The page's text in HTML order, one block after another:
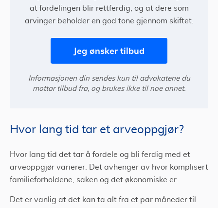
at fordelingen blir rettferdig, og at dere som
arvinger beholder en god tone gjennom skiftet.
Jeg ønsker tilbud
Informasjonen din sendes kun til advokatene du
mottar tilbud fra, og brukes ikke til noe annet.
Hvor lang tid tar et arveoppgjør?
Hvor lang tid det tar å fordele og bli ferdig med et
arveoppgjør varierer. Det avhenger av hvor komplisert
familieforholdene, saken og det økonomiske er.
Det er vanlig at det kan ta alt fra et par måneder til